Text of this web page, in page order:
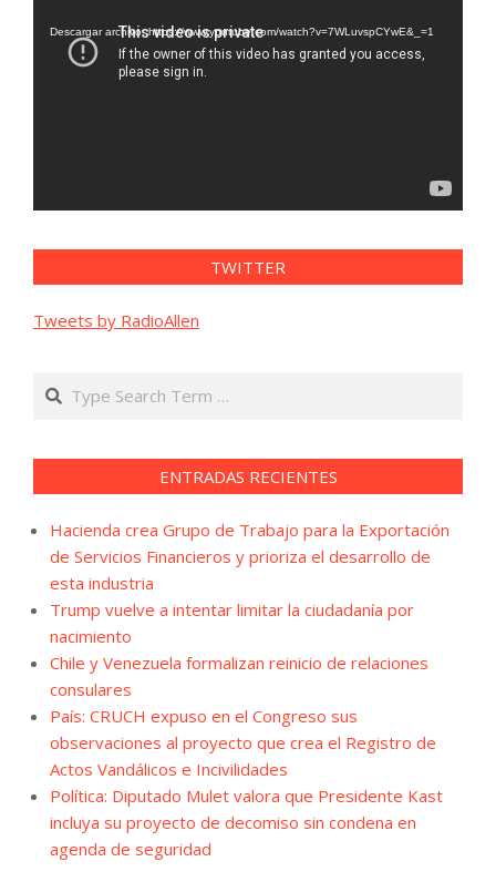
vídeo
Descargar archivo: https://www.youtube.com/watch?v=7WLuvspCYwE&_=1
TWITTER
Tweets by RadioAllen
Search
ENTRADAS RECIENTES
Hacienda crea Grupo de Trabajo para la Exportación
de Servicios Financieros y prioriza el desarrollo de
esta industria
Trump vuelve a intentar limitar la ciudadanía por
nacimiento
Chile y Venezuela formalizan reinicio de relaciones
consulares
País: CRUCH expuso en el Congreso sus
observaciones al proyecto que crea el Registro de
Actos Vandálicos e Incivilidades
Política: Diputado Mulet valora que Presidente Kast
incluya su proyecto de decomiso sin condena en
agenda de seguridad